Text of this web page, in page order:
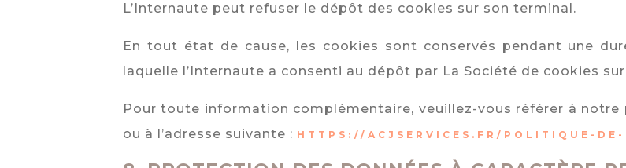
L’Internaute peut refuser le dépôt des cookies sur son terminal.
En tout état de cause, les cookies sont conservés pendant une
laquelle l’Internaute a consenti au dépôt par La Société de cookies
Pour toute information complémentaire, veuillez-vous référer à
ou à l’adresse suivante : HTTPS://ACJSERVICES.FR/POLITIQUE-DE-